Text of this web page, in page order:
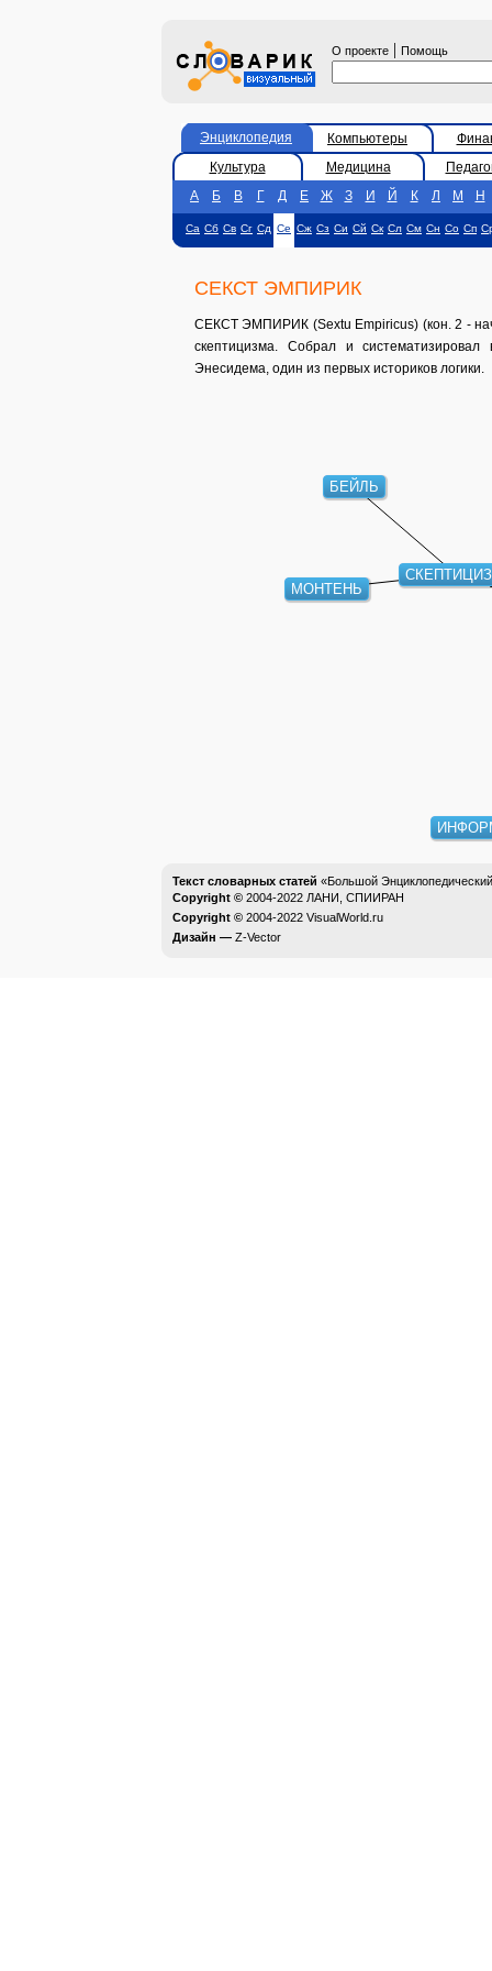
О проекте | Помощь
Энциклопедия Компьютеры
Культура
Медицина
А
Б В Г Д Е Ж З И Й К Л М Н
Са Сб Св Сг Сд Се Сж Сз Си Сй Ск Сл См Сн Со Сп
СЕКСТ ЭМПИРИК
СЕКСТ ЭМПИРИК (Sextu Empiricus) (кон. 2 -
скептицизма. Собрал и систематизировал
Энесидема, один из первых историков логики.
БЕЙЛЬ
МОНТЕНЬ
Текст словарных статей «Большой
Copyright © 2004-2022 ЛАНИ, СПИИРАН
Copyright © 2004-2022 VisualWorld.ru
Дизайн — Z-Vector